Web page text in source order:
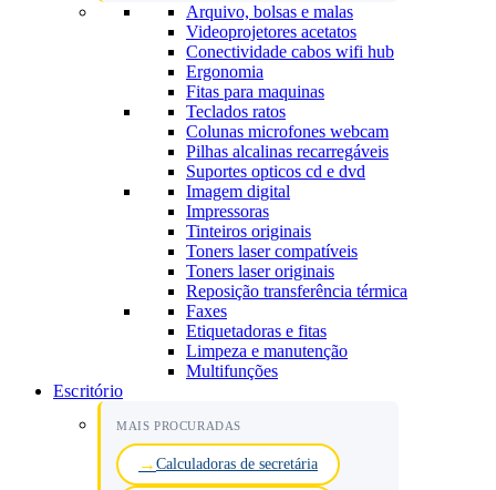
Arquivo, bolsas e malas
Videoprojetores acetatos
Conectividade cabos wifi hub
Ergonomia
Fitas para maquinas
Teclados ratos
Colunas microfones webcam
Pilhas alcalinas recarregáveis
Suportes opticos cd e dvd
Imagem digital
Impressoras
Tinteiros originais
Toners laser compatíveis
Toners laser originais
Reposição transferência térmica
Faxes
Etiquetadoras e fitas
Limpeza e manutenção
Multifunções
Escritório
MAIS PROCURADAS
Calculadoras de secretária